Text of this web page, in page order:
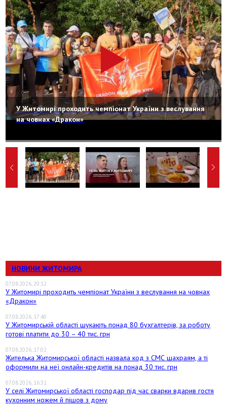
У Житомирі проходить чемпіонат України з веслування
на човнах «Дракон»
НОВИНИ ЖИТОМИРА
07.08.2026, 20:12
У Житомирі проходить чемпіонат України з веслування на човнах
«Дракон»
07.08.2026, 17:40
У Житомирській області шукають понад 80 бухгалтерів, за роботу
готові платити до 30 – 40 тис. грн
07.08.2026, 17:02
Жителька Житомирської області назвала код з СМС шахраям, а ті
оформили на неї онлайн-кредитів на понад 30 тис. грн
07.08.2026, 16:31
У селі Житомирської області господар під час сварки вдарив гостя
кухонним ножем й пішов з дому